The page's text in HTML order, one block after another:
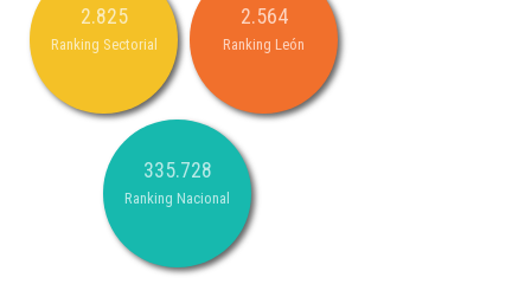
2.825
Ranking Sectorial
2.564
Ranking León
335.728
Ranking Nacional